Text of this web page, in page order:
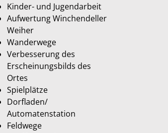
Kinder- und Jugendarbeit
Aufwertung Winchendeller
Weiher
Wanderwege
Verbesserung des
Erscheinungsbilds des
Ortes
Spielplätze
Dorfladen/
Automatenstation
Feldwege